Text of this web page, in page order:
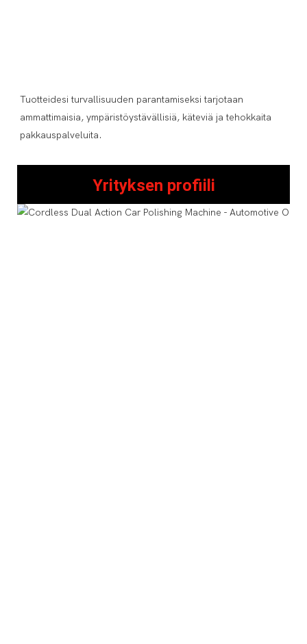
Tuotteidesi turvallisuuden parantamiseksi tarjotaan
ammattimaisia, ympäristöystävällisiä, käteviä ja tehokkaita
Yrityksen profiili